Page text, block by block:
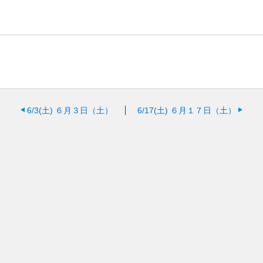
6/3(土) ６月３日（土） 6/17(土) ６月１７日（土）